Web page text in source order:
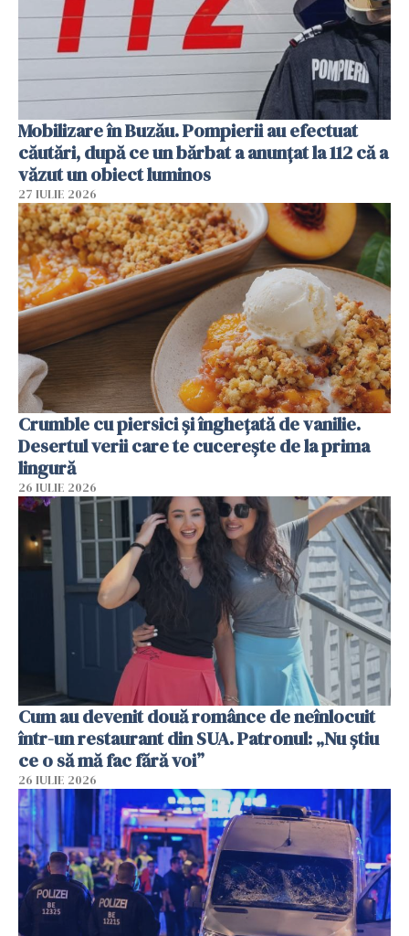
Mobilizare în Buzău. Pompierii au efectuat
căutări, după ce un bărbat a anunțat la 112 că a
văzut un obiect luminos
27 IULIE 2026
Crumble cu piersici și înghețată de vanilie.
Desertul verii care te cucerește de la prima
lingură
26 IULIE 2026
Cum au devenit două românce de neînlocuit
într-un restaurant din SUA. Patronul: „Nu știu
ce o să mă fac fără voi”
26 IULIE 2026